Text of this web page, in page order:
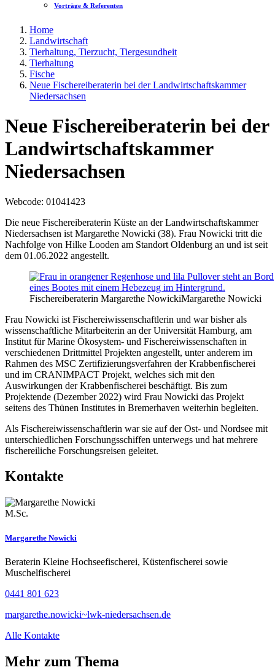
Vorträge & Referenten
Home
Landwirtschaft
Tierhaltung, Tierzucht, Tiergesundheit
Tierhaltung
Fische
Neue Fischereiberaterin bei der Landwirtschaftskammer
Niedersachsen
Neue Fischereiberaterin bei der
Landwirtschaftskammer
Niedersachsen
Webcode: 01041423
Die neue Fischereiberaterin Küste an der Landwirtschaftskammer
Niedersachsen ist Margarethe Nowicki (38). Frau Nowicki tritt die
Nachfolge von Hilke Looden am Standort Oldenburg an und ist seit
dem 01.06.2022 angestellt.
Fischereiberaterin Margarethe NowickiMargarethe Nowicki
Frau Nowicki ist Fischereiwissenschaftlerin und war bisher als
wissenschaftliche Mitarbeiterin an der Universität Hamburg, am
Institut für Marine Ökosystem- und Fischereiwissenschaften in
verschiedenen Drittmittel Projekten angestellt, unter anderem im
Rahmen des MSC Zertifizierungsverfahren der Krabbenfischerei
und im CRANIMPACT Projekt, welches sich mit den
Auswirkungen der Krabbenfischerei beschäftigt. Bis zum
Projektende (Dezember 2022) wird Frau Nowicki das Projekt
seitens des Thünen Institutes in Bremerhaven weiterhin begleiten.
Als Fischereiwissenschaftlerin war sie auf der Ost- und Nordsee mit
unterschiedlichen Forschungsschiffen unterwegs und hat mehrere
fischereiliche Forschungsreisen geleitet.
Kontakte
M.Sc.
Margarethe Nowicki
Beraterin Kleine Hochseefischerei, Küstenfischerei sowie
Muschelfischerei
0441 801 623
margarethe.nowicki~lwk-niedersachsen.de
Alle Kontakte
Mehr zum Thema